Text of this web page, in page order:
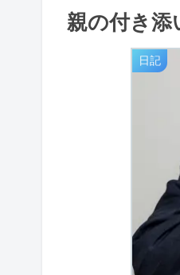
親の付き添
日記